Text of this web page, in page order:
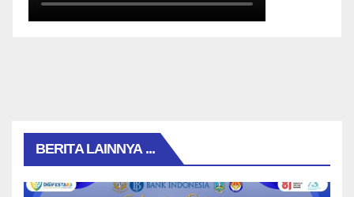
BERITA LAINNYA ...